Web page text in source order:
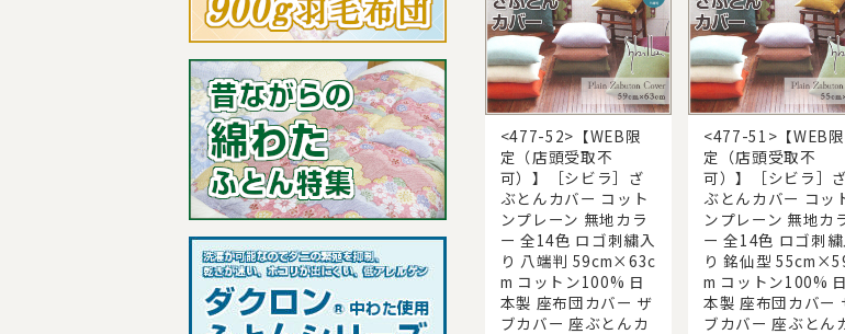
<477-52>【WEB限
定（店頭受取不
可）】［シビラ］ざ
ぶとんカバー コット
ンプレーン 無地カラ
ー 全14色 ロゴ刺繍入
り 八端判 59cm×63c
m コットン100% 日
本製 座布団カバー ザ
ブカバー 座ぶとんカ
<477-51>【WEB限
定（店頭受取不
可）】［シビラ］ざ
ぶとんカバー コッ
ンプレーン 無地カ
ー 全14色 ロゴ刺繍
り 銘仙型
m コットン100% 日
本製 座布団カバー
ブカバー 座ぶとん